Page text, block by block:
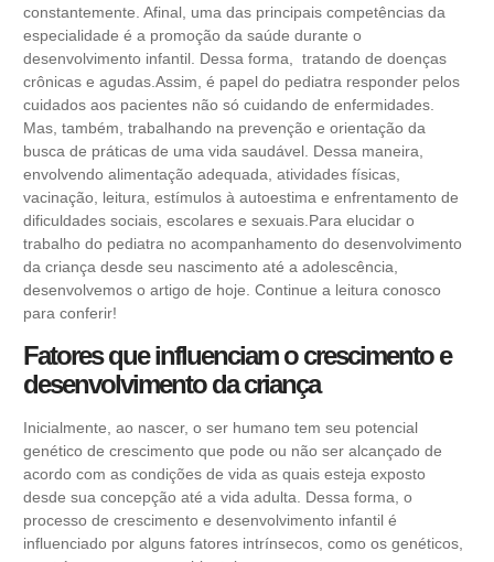
constantemente. Afinal, uma das principais competências da
especialidade é a promoção da saúde durante o
desenvolvimento infantil. Dessa forma, tratando de doenças
crônicas e agudas.Assim, é papel do pediatra responder pelos
cuidados aos pacientes não só cuidando de enfermidades.
Mas, também, trabalhando na prevenção e orientação da
busca de práticas de uma vida saudável. Dessa maneira,
envolvendo alimentação adequada, atividades físicas,
vacinação, leitura, estímulos à autoestima e enfrentamento de
dificuldades sociais, escolares e sexuais.Para elucidar o
trabalho do pediatra no acompanhamento do desenvolvimento
da criança desde seu nascimento até a adolescência,
desenvolvemos o artigo de hoje. Continue a leitura conosco
para conferir!
Fatores que influenciam o crescimento e
desenvolvimento da criança
Inicialmente, ao nascer, o ser humano tem seu potencial
genético de crescimento que pode ou não ser alcançado de
acordo com as condições de vida as quais esteja exposto
desde sua concepção até a vida adulta. Dessa forma, o
processo de crescimento e desenvolvimento infantil é
influenciado por alguns fatores intrínsecos, como os genéticos,